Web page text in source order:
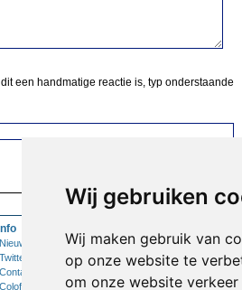
Wij gebruiken
Wij maken gebruik van
op onze website te
om onze website
een handmatige reactie is, typ onderstaande
Info
Nieuwsbrief
Twitter
Contact
Colofon
Inloggen